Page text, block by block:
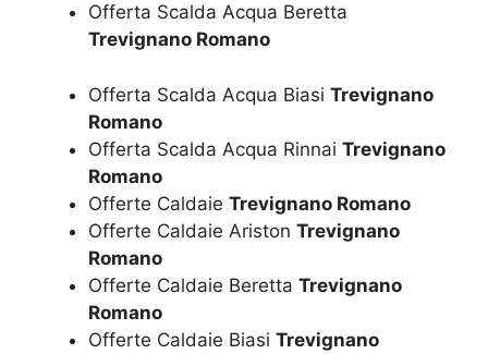
Offerta Scalda Acqua Beretta
Trevignano Romano
Offerta Scalda Acqua Biasi Trevignano
Romano
Offerta Scalda Acqua Rinnai Trevignano
Romano
Offerte Caldaie Trevignano Romano
Offerte Caldaie Ariston Trevignano
Romano
Offerte Caldaie Beretta Trevignano
Romano
Offerte Caldaie Biasi Trevignano